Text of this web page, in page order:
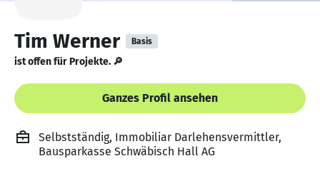
Tim Werner Basis
ist offen für Projekte. 🔎
Ganzes Profil ansehen
Selbstständig, Immobiliar Darlehensvermittler,
Bausparkasse Schwäbisch Hall AG